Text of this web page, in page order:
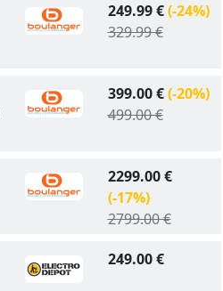
249.99 €(-24%)
329.99 €
399.00 €(-20%)
499.00 €
2299.00 €
(-17%)
2799.00 €
249.00 €